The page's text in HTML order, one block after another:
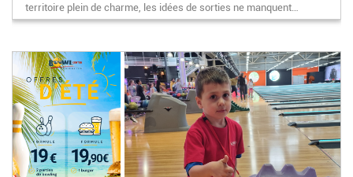
territoire plein de charme, les idées de sorties ne manquent…